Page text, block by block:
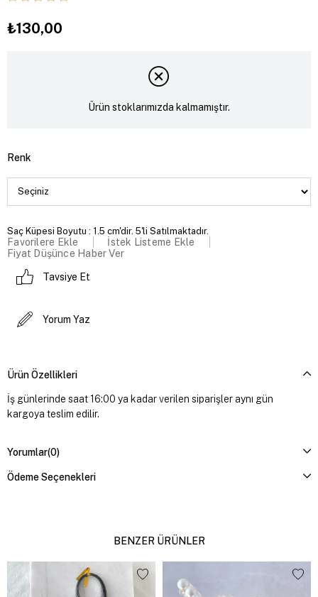
₺130,00
Ürün stoklarımızda kalmamıştır.
Renk
Saç Küpesi Boyutu : 1.5 cm'dir. 5'li Satılmaktadır.
Favorilere Ekle
İstek Listeme Ekle
Fiyat Düşünce Haber Ver
Tavsiye Et
Yorum Yaz
Ürün Özellikleri
İş günlerinde saat 16:00 ya kadar verilen siparişler aynı gün
kargoya teslim edilir.
Yorumlar(0)
Ödeme Seçenekleri
BENZER ÜRÜNLER